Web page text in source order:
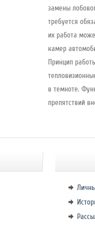
замены
требуется
их работа
камер
Принцип
в темноте.
препятствий